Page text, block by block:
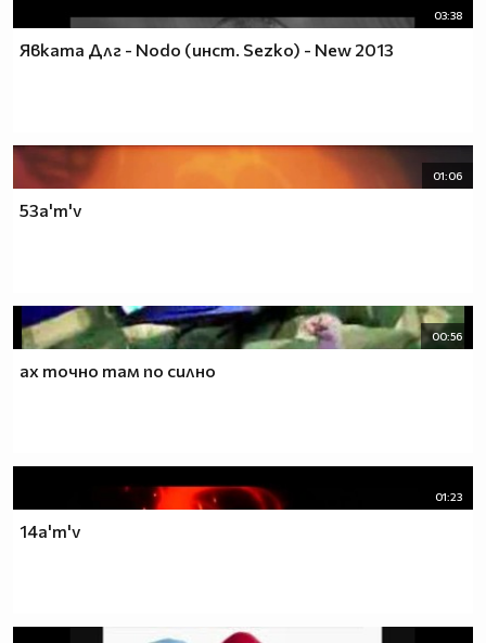
03:38
Явката Длг - Nodo (инст. Sezko) - New 2013
01:06
53a'm'v
00:56
ах точно там по силно
01:23
14a'm'v